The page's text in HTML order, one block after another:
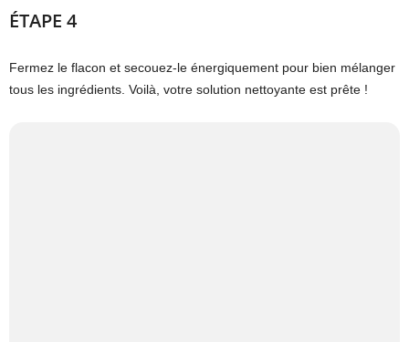
ÉTAPE 4
Fermez le flacon et secouez-le énergiquement pour bien mélanger
tous les ingrédients. Voilà, votre solution nettoyante est prête !